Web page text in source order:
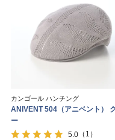
カンゴール ハンチング
ANIVENT 504（アニベント）
ー
5.0 （1）